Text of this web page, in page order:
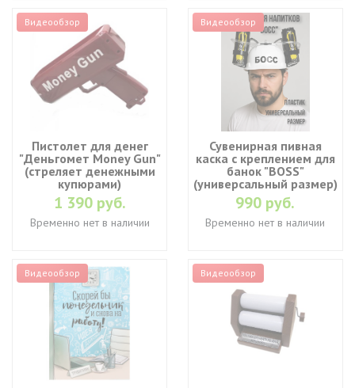
Видеообзор
Пистолет для денег
"Деньгомет Money Gun"
(стреляет денежными
купюрами)
1 390 руб.
Временно нет в наличии
Видеообзор
Сувенирная пивная
каска с креплением для
банок "BOSS"
(универсальный размер)
990 руб.
Временно нет в наличии
Видеообзор Видеообзор